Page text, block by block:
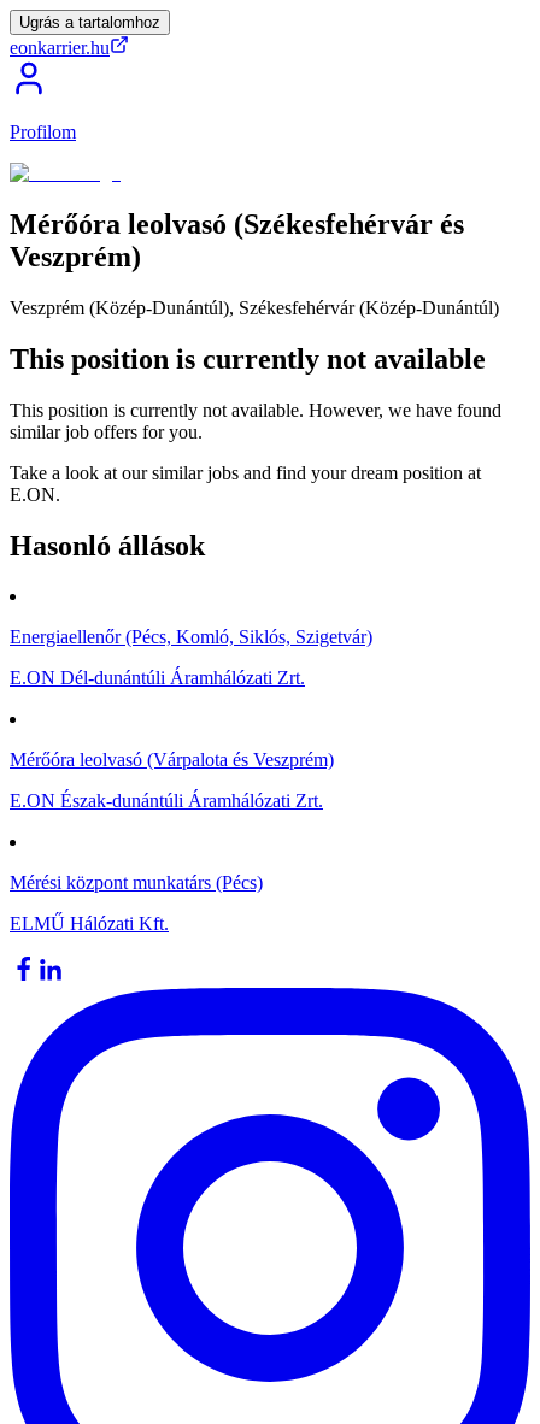
Ugrás a tartalomhoz
eonkarrier.hu
Profilom
Mérőóra leolvasó (Székesfehérvár és
Veszprém)
Veszprém (Közép-Dunántúl), Székesfehérvár (Közép-Dunántúl)
This position is currently not available
This position is currently not available. However, we have found
similar job offers for you.
Take a look at our similar jobs and find your dream position at
E.ON.
Hasonló állások
Energiaellenőr (Pécs, Komló, Siklós, Szigetvár)
E.ON Dél-dunántúli Áramhálózati Zrt.
Mérőóra leolvasó (Várpalota és Veszprém)
E.ON Észak-dunántúli Áramhálózati Zrt.
Mérési központ munkatárs (Pécs)
ELMŰ Hálózati Kft.